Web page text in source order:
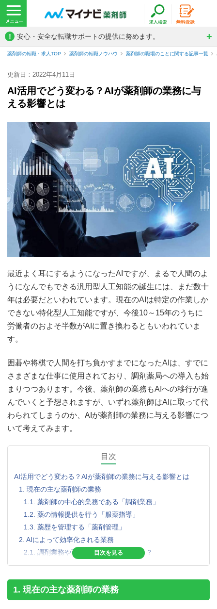
! 安心・安全な転職サポートの提供に努めます。
薬剤師の転職・求人TOP 薬剤師の転職ノウハウ 薬剤師の職場のことに関する記事一覧
更新日：2022年4月11日
AI活用でどう変わる？AIが薬剤師の業務に与
える影響とは
最近よく耳にするようになったAIですが、まるで人間のよ
うになんでもできる汎用型人工知能の誕生には、まだ数十
年は必要だといわれています。現在のAIは特定の作業しか
できない特化型人工知能ですが、今後10～15年のうちに
労働者のおよそ半数がAIに置き換わるともいわれていま
す。
囲碁や将棋で人間を打ち負かすまでになったAIは、すでに
さまざまな仕事に使用されており、調剤薬局への導入も始
まりつつあります。今後、薬剤師の業務もAIへの移行が進
んでいくと予想されますが、いずれ薬剤師はAIに取って代
わられてしまうのか、AIが薬剤師の業務に与える影響につ
いて考えてみます。
目次
AI活用でどう変わる？AIが薬剤師の業務に与える影響とは
1. 現在の主な薬剤師の業務
1.1. 薬剤師の中心的業務である「調剤業務」
1.2. 薬の情報提供を行う「服薬指導」
1.3. 薬歴を管理する「薬剤管理」
2. AIによって効率化される業務
2.1. 調剤業務や薬歴管理が効率化される？
2.2. すでにAIによって行われている業務
3.1. AIの苦手分野
3.2. 対人業務で大事なこと
1. 現在の主な薬剤師の業務